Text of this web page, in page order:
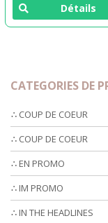
Détails
CATEGORIES DE
∴ COUP DE COEUR
∴ COUP DE COEUR
∴ EN PROMO
∴ IM PROMO
∴ IN THE HEADLINES